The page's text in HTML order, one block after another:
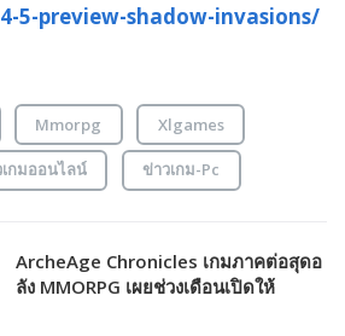
5-preview-shadow-invasions/
Mmorpg Xlgames
กมออนไลน์ ข่าวเกม-Pc
ArcheAge Chronicles เกมภาคต่อสุดอ
ลัง MMORPG เผยช่วงเดือนเปิดให้